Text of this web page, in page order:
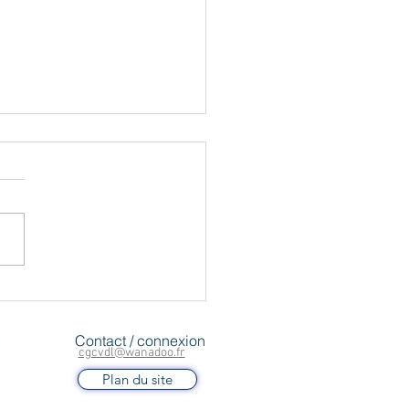
hormonal de la
depuis 2022
de la ménopause (THM)
utilisat
Contact / connexion
cgcvdl@wanadoo.fr
Plan du site